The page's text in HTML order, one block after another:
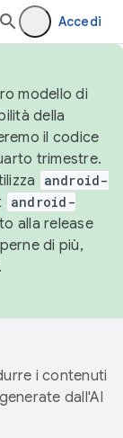
Accedi
modello di
della
il codice
trimestre.
android-
android-
alla release
di più,
i contenuti
dall'AI